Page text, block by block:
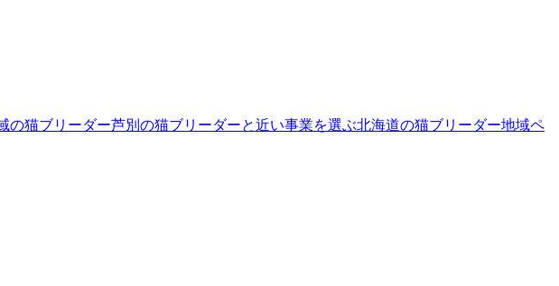
の猫ブリーダー芦別の猫ブリーダーと近い事業を選ぶ北海道の猫ブリーダー地域ペ